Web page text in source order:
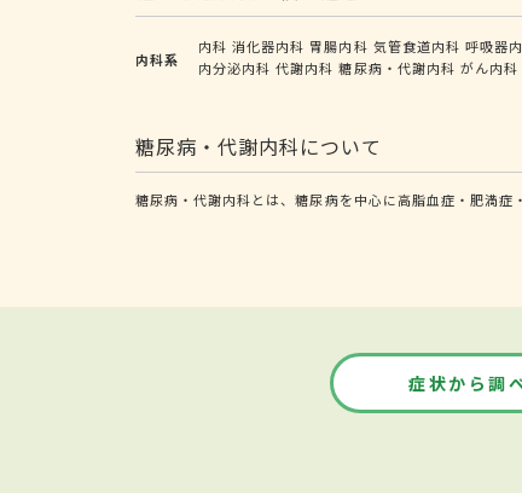
内科系
内科 消化器内科 胃腸内科 気管食道内科 呼吸器
内分泌内科 代謝内科 糖尿病・代謝内科 がん内科
糖尿病・代謝内科について
糖尿病・代謝内科とは、糖尿病を中心に高脂血症・肥満
症状から調